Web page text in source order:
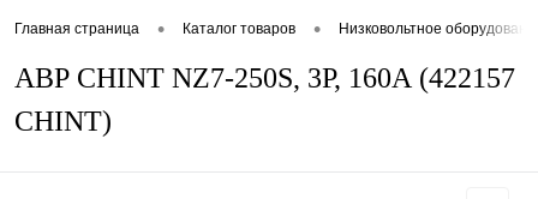
Главная страница • Каталог товаров • Низковольтное
АВР CHINT NZ7-250S, 3P, 160А (422157
CHINT)